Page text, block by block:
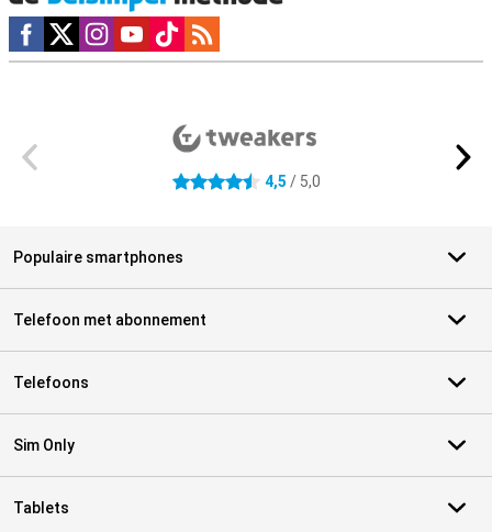
Social media
4.5 sterren 4,5 / 5,0
Populaire smartphones
Telefoon met abonnement
Telefoons
Sim Only
Tablets